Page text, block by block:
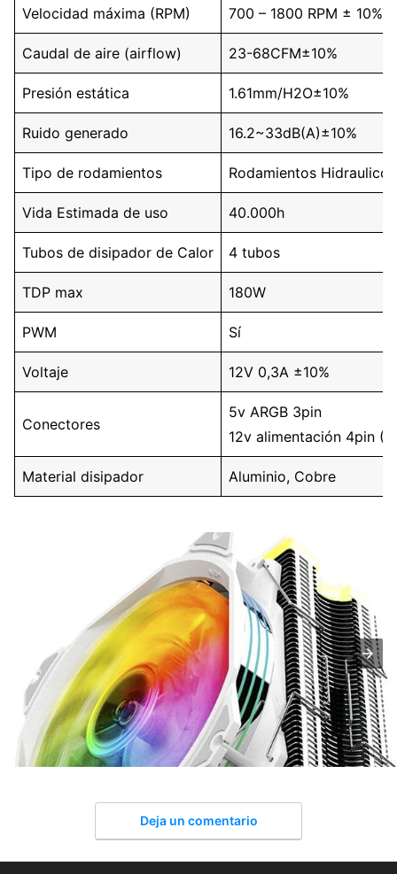
Velocidad máxima (RPM) 700 – 1800 RPM ± 10%
Caudal de aire (airflow) 23-68CFM±10%
Presión estática 1.61mm/H2O±10%
Ruido generado 16.2~33dB(A)±10%
Tipo de rodamientos Rodamientos Hidraulicos
Vida Estimada de uso 40.000h
Tubos de disipador de Calor 4 tubos
TDP max 180W
PWM Sí
Voltaje 12V 0,3A ±10%
Conectores
5v ARGB 3pin
12v alimentación 4pin
Material disipador Aluminio, Cobre
Deja un comentario